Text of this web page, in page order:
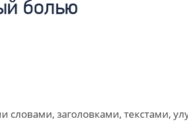
болью
словами, заголовками, текстами,